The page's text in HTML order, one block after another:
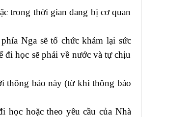
trong thời gian đang bị cơ quan
Nga sẽ tổ chức khám lại sức
học sẽ phải về nước và tự chịu
thông báo này (từ khi thông báo
học hoặc theo yêu cầu của Nhà